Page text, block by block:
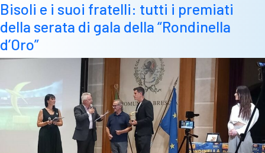
Bisoli e i suoi fratelli: tutti i premiati
della serata di gala della “Rondinella
d’Oro”